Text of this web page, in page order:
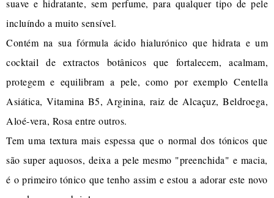
suave e hidratante, sem perfume, para qualquer tipo de pele
incluíndo a muito sensível.
Contém na sua fórmula ácido hialurónico que hidrata e um
cocktail de extractos botânicos que fortalecem, acalmam,
protegem e equilibram a pele, como por exemplo Centella
Asiática, Vitamina B5, Arginina, raiz de Alcaçuz, Beldroega,
Aloé-vera, Rosa entre outros.
Tem uma textura mais espessa que o normal dos tónicos que
são super aquosos, deixa a pele mesmo "preenchida" e macia,
é o primeiro tónico que tenho assim e estou a adorar este novo